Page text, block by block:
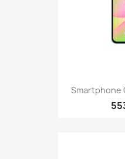
Smartphone